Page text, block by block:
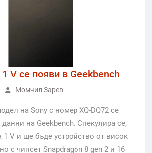
V се появи в Geekbench
Момчил Зарев
на Sony с номер XQ-DQ72 се
данни на Geekbench. Спекулира се,
1 V и ще бъде устройство от висок
с чипсет Snapdragon 8 gen 2 и 16